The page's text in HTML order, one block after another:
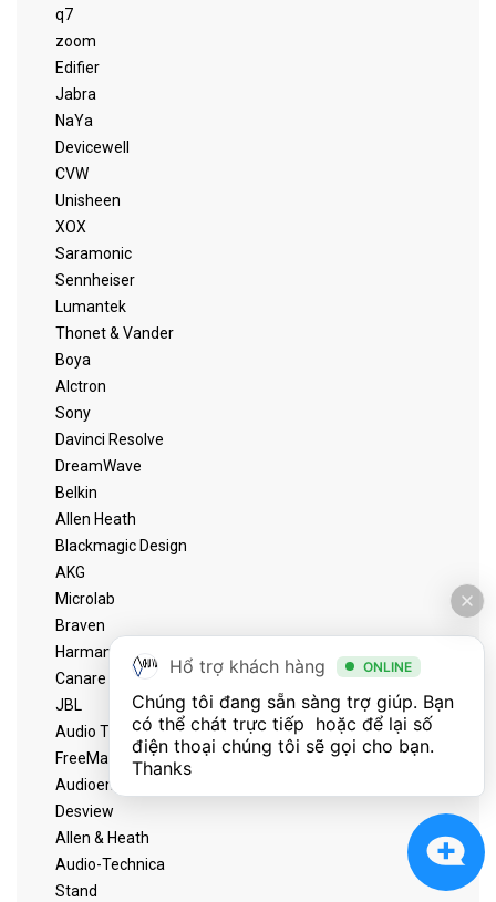
q7
zoom
Edifier
Jabra
NaYa
Devicewell
CVW
Unisheen
XOX
Saramonic
Sennheiser
Lumantek
Thonet & Vander
Boya
Alctron
Sony
Davinci Resolve
DreamWave
Belkin
Allen Heath
Blackmagic Design
AKG
Microlab
Braven
Harman
Canare
JBL
Audio Technica
FreeMate
Audioengine
Desview
Allen & Heath
Audio-Technica
Stand
Hổ trợ khách hàng ONLINE
Chúng tôi đang sẵn sàng trợ giúp. Bạn
có thể chát trực tiếp  hoặc để lại số
điện thoại chúng tôi sẽ gọi cho bạn.
Thanks